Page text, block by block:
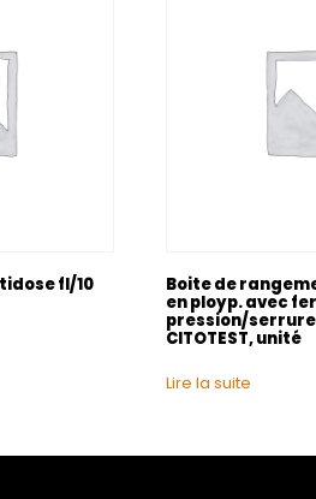
fl/10 Boite de
en ployp. avec
pression/
CITOTEST, unité
Lire la suite